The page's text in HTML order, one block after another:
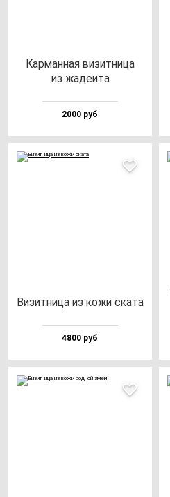
Кар­ман­ная ви­зит­ни­ца
из жа­де­ита
2000 руб
Визит­ни­ца из ко­жи ска­та
4800 руб